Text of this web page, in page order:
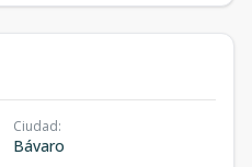
Ciudad:
Bávaro